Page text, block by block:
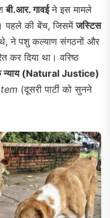
बी.आर. गावईने इस मामले
पहले की बेंच, जिसमेंजस्टिस
ने पशु कल्याण संगठनों और
कर दिया था। वरिष्ठ
न्याय (Natural Justice)
(दूसरी पार्टी को सुनने